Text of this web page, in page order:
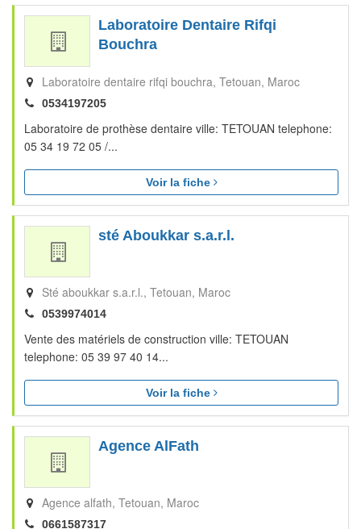
Laboratoire Dentaire Rifqi
Bouchra
Laboratoire dentaire rifqi bouchra Tetouan Maroc
0534197205
Laboratoire de prothèse dentaire ville: TETOUAN telephone:
05 34 19 72 05 /...
Voir la fiche
sté Aboukkar s.a.r.l.
Sté aboukkar s.a.r.l. Tetouan Maroc
0539974014
Vente des matériels de construction ville: TETOUAN
telephone: 05 39 97 40 14...
Voir la fiche
Agence AlFath
Agence alfath Tetouan Maroc
0661587317